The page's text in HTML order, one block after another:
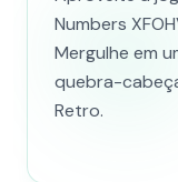
Numbers
Mergulhe em
quebra-
Retro.